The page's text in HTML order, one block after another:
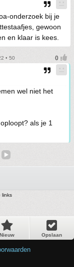
onderzoek bij je
gewoon
en klaar is kees.
• 50
wel niet het
als je 1
links
Nieuw Opslaan